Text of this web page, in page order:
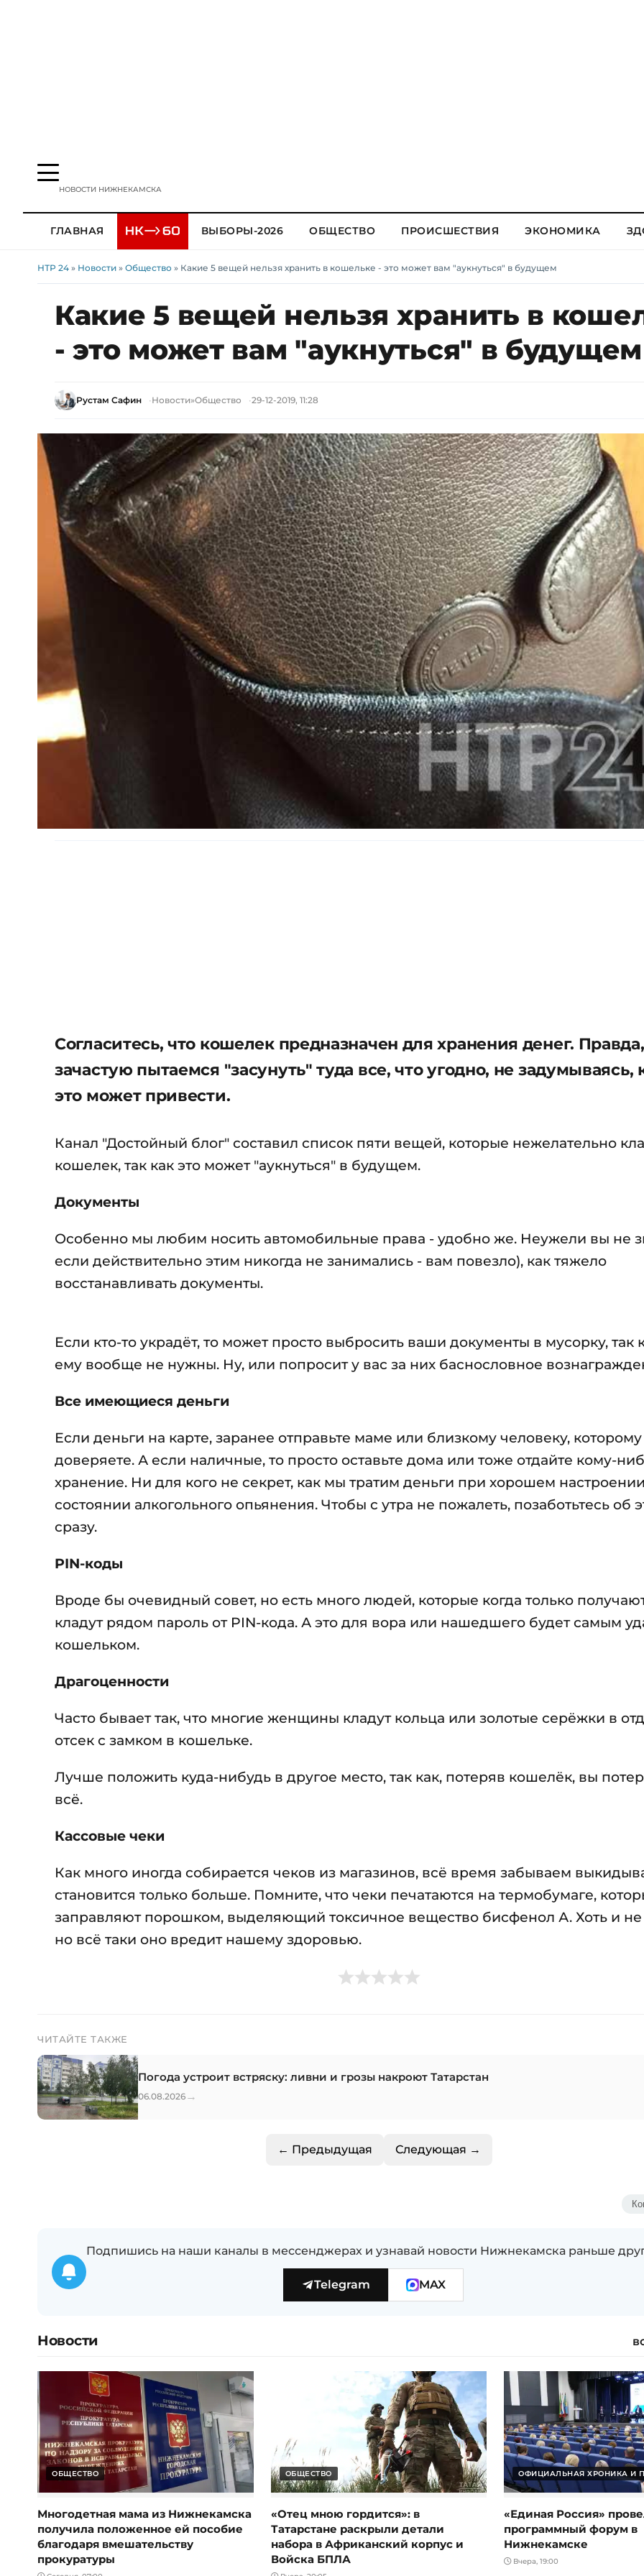
НОВОСТИ НИЖНЕКАМСКА
ГЛАВНАЯ ВЫБОРЫ-2026 ОБЩЕСТВО ПРОИСШЕСТВИЯ ЭКОНОМИКА
НТР 24 » Новости » Общество » Какие 5 вещей нельзя хранить в кошельке - это может вам "аукнуться" в будущем
Какие 5 вещей нельзя хранить в
- это может вам "аукнуться" в будущем
Рустам Сафин Новости»Общество 29-12-2019, 11:28
Согласитесь, что кошелек предназначен для хранения денег.
зачастую пытаемся "засунуть" туда все, что угодно, не задумываясь,
это может привести.
Канал "Достойный блог" составил список пяти вещей, которые нежелательно
кошелек, так как это может "аукнуться" в будущем.
Документы
Особенно мы любим носить автомобильные права - удобно же. Неужели вы не
если действительно этим никогда не занимались - вам повезло), как тяжело
восстанавливать документы.
Если кто-то украдёт, то может просто выбросить ваши документы в мусорку, так
ему вообще не нужны. Ну, или попросит у вас за них баснословное
Все имеющиеся деньги
Если деньги на карте, заранее отправьте маме или близкому человеку, которому
доверяете. А если наличные, то просто оставьте дома или тоже отдайте кому-
хранение. Ни для кого не секрет, как мы тратим деньги при хорошем
состоянии алкогольного опьянения. Чтобы с утра не пожалеть, позаботьтесь об
сразу.
PIN-коды
Вроде бы очевидный совет, но есть много людей, которые когда только
кладут рядом пароль от PIN-кода. А это для вора или нашедшего будет самым
кошельком.
Драгоценности
Часто бывает так, что многие женщины кладут кольца или золотые серёжки в
отсек с замком в кошельке.
Лучше положить куда-нибудь в другое место, так как, потеряв кошелёк, вы
всё.
Кассовые чеки
Как много иногда собирается чеков из магазинов, всё время забываем
становится только больше. Помните, что чеки печатаются на термобумаге,
заправляют порошком, выделяющий токсичное вещество бисфенол А. Хоть и не
но всё таки оно вредит нашему здоровью.
ЧИТАЙТЕ ТАКЖЕ
Погода устроит встряску: ливни и грозы накроют Татарстан
06.08.2026 →
← Предыдущая Следующая →
Подпишись на наши каналы в мессенджерах и узнавай новости Нижнекамска раньше
Telegram MAX
Новости
ОБЩЕСТВО
Многодетная мама из Нижнекамска
получила положенное ей пособие
благодаря вмешательству
прокуратуры
ОБЩЕСТВО
«Отец мною гордится»: в
Татарстане раскрыли детали
набора в Африканский корпус и
Войска БПЛА
ОФИЦИАЛЬНАЯ ХРОНИКА И
«Единая Россия»
программный форум в
Нижнекамске
Вчера, 19:00